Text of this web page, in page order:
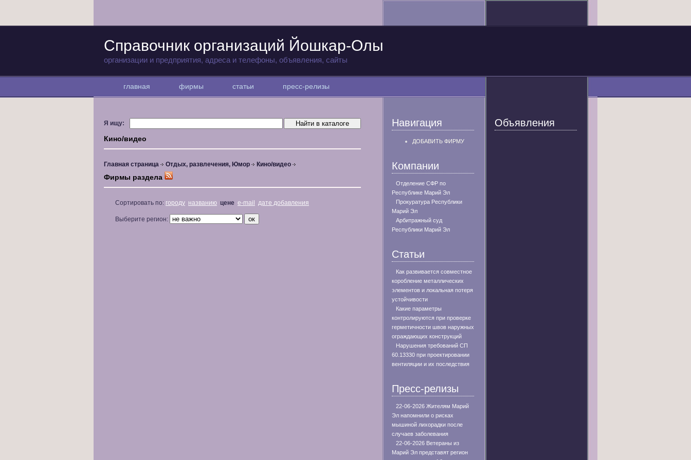
Справочник организаций Йошкар-Олы
организации и предприятия, адреса и телефоны, объявления, сайты
главная фирмы статьи пресс-релизы
Я ищу:
Кино/видео
Главная страница Отдых, развлечения, Юмор Кино/видео
Фирмы раздела
Сортировать по: городу названию цене e-mail дате добавления
Выберите регион:
Навигация
ДОБАВИТЬ ФИРМУ
Компании
Отделение СФР по
Республике Марий Эл
Прокуратура Республики
Марий Эл
Арбитражный суд
Республики Марий Эл
Статьи
Как развивается совместное
коробление металлических
элементов и локальная потеря
устойчивости
Какие параметры
контролируются при проверке
герметичности швов наружных
ограждающих конструкций
Нарушения требований СП
60.13330 при проектировании
вентиляции и их последствия
Пресс-релизы
22-06-2026 Жителям Марий
Эл напомнили о рисках
мышиной лихорадки после
случаев заболевания
22-06-2026 Ветераны из
Марий Эл представят регион
Объявления